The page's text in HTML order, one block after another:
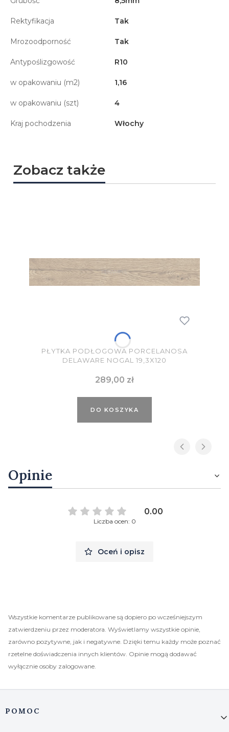
Rektyfikacja Tak
Mrozoodporność Tak
Antypoślizgowość R10
w opakowaniu (m2) 1,16
w opakowaniu (szt) 4
Kraj pochodzenia Włochy
Zobacz także
PŁYTKA PODŁOGOWA PORCELANOSA
DELAWARE NOGAL 19,3X120
Cena
289,00 zł
DO KOSZYKA
Opinie
0.00
Liczba ocen: 0
Oceń i opisz
Wszystkie komentarze publikowane są dopiero po wcześniejszym
zatwierdzeniu przez moderatora. Wyświetlamy wszystkie opinie,
zarówno pozytywne, jak i negatywne. Dzięki temu każdy może poznać
rzetelne doświadczenia innych klientów. Opinie mogą dodawać
wyłącznie osoby zalogowane.
Linki w stopce
POMOC